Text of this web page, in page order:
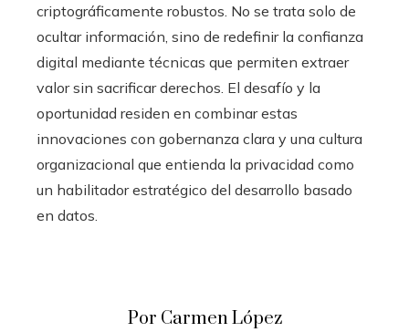
criptográficamente robustos. No se trata solo de
ocultar información, sino de redefinir la confianza
digital mediante técnicas que permiten extraer
valor sin sacrificar derechos. El desafío y la
oportunidad residen en combinar estas
innovaciones con gobernanza clara y una cultura
organizacional que entienda la privacidad como
un habilitador estratégico del desarrollo basado
en datos.
Por Carmen López